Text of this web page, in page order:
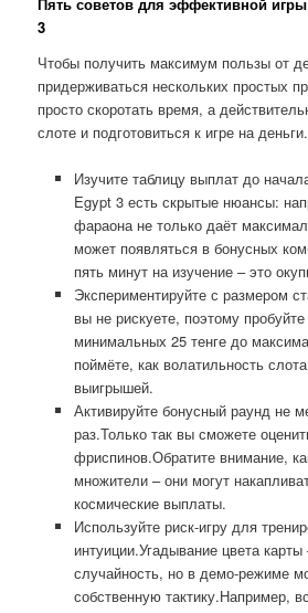
3
Чтобы получить максимум пользы от
придерживаться нескольких простых
просто скоротать время, а
слоте и подготовиться к игре на деньги.
Изучите таблицу выплат до
Egypt 3 есть скрытые нюансы:
фараона не только даёт
может появляться в бонусных
пять минут на изучение – это
Экспериментируйте с размером
вы не рискуете, поэтому
минимальных 25 тенге до
поймёте, как волатильность
выигрышей.
Активируйте бонусный раунд не
раз.Только так вы сможете
фриспинов.Обратите внимание,
множители – они могут
космические выплаты.
Используйте риск-игру для
интуиции.Угадывание цвета карты
случайность, но в демо-режиме
собственную тактику.Например,